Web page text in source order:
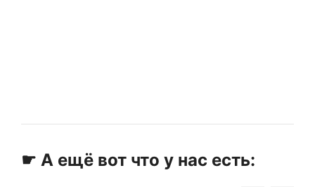
☛ А ещё вот что у нас есть: